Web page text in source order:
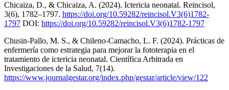
Chicaiza, D., & Chicaiza, A. (2024). Ictericia neonatal. Reincisol,
3(6), 1782–1797. https://doi.org/10.59282/reincisol.V3(6)1782-
1797 DOI: https://doi.org/10.59282/reincisol.V3(6)1782-1797
Chusin-Pallo, M. S., & Chileno-Camacho, L. F. (2024). Prácticas de
enfermería como estrategia para mejorar la fototerapia en el
tratamiento de ictericia neonatal. Científica Arbitrada en
Investigaciones de la Salud, 7(14).
https://www.journalgestar.org/index.php/gestar/article/view/122